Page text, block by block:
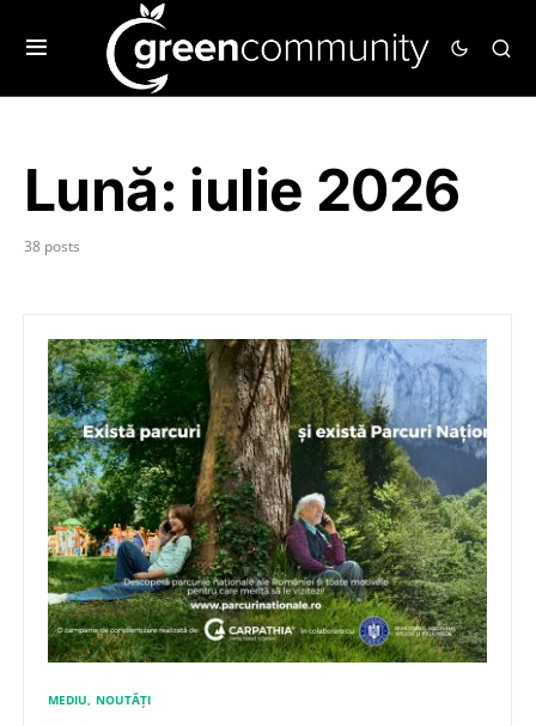
Lună: iulie 2026
38 posts
MEDIU NOUTĂȚI